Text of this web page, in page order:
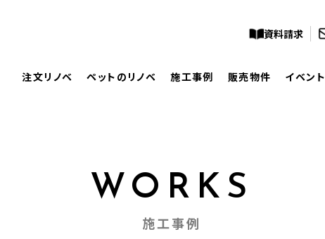
資料請求
注文リノベ ペットのリノベ 施工事例 販売物件 イベント
WORKS
施工事例